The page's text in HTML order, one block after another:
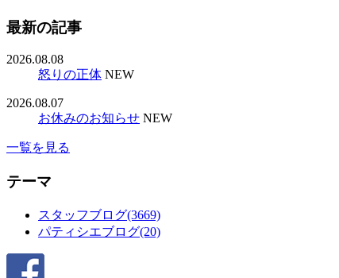
最新の記事
2026.08.08
怒りの正体 NEW
2026.08.07
お休みのお知らせ NEW
一覧を見る
テーマ
スタッフブログ(3669)
パティシエブログ(20)